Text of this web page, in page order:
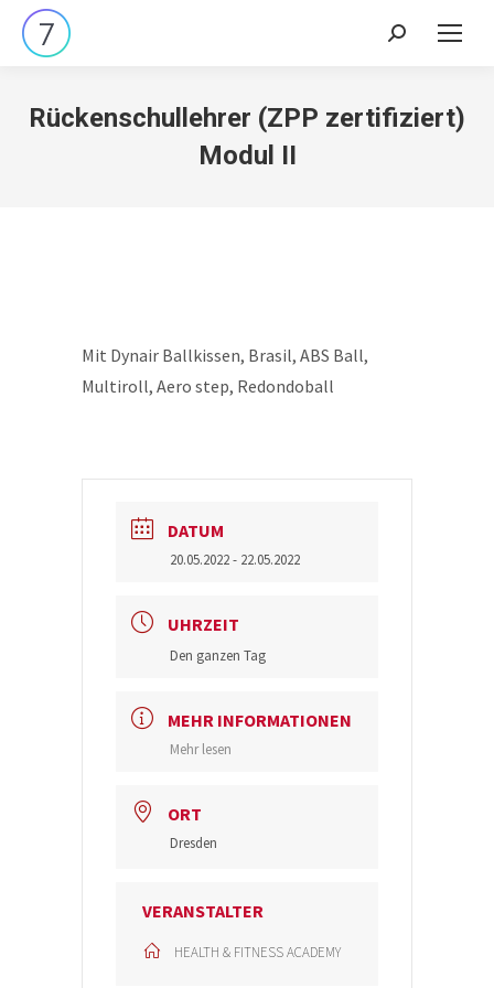
Search:
Rückenschullehrer (ZPP zertifiziert)
Modul II
Mit Dynair Ballkissen, Brasil, ABS Ball,
Multiroll, Aero step, Redondoball
DATUM
20.05.2022- 22.05.2022
UHRZEIT
Den ganzen Tag
MEHR INFORMATIONEN
Mehr lesen
ORT
Dresden
VERANSTALTER
HEALTH & FITNESS ACADEMY